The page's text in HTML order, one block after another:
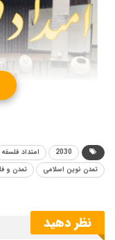
مرکز آموزش تخصصی
اهداف تمدنی و بررسی
2030 امتداد فلسفه
تمدن نوین اسلامی
تمدن و
نظر دهید